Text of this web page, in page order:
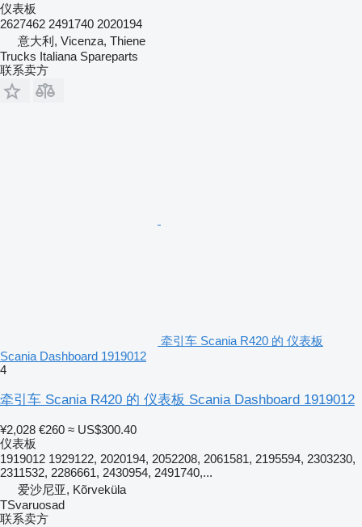
仪表板
2627462 2491740 2020194
意大利, Vicenza, Thiene
Trucks Italiana Spareparts
联系卖方
牵引车 Scania R420 的 仪表板
Scania Dashboard 1919012
4
牵引车 Scania R420 的 仪表板 Scania Dashboard 1919012
¥2,028 €260 ≈ US$300.40
仪表板
1919012 1929122, 2020194, 2052208, 2061581, 2195594, 2303230,
2311532, 2286661, 2430954, 2491740,...
爱沙尼亚, Kõrveküla
TSvaruosad
联系卖方